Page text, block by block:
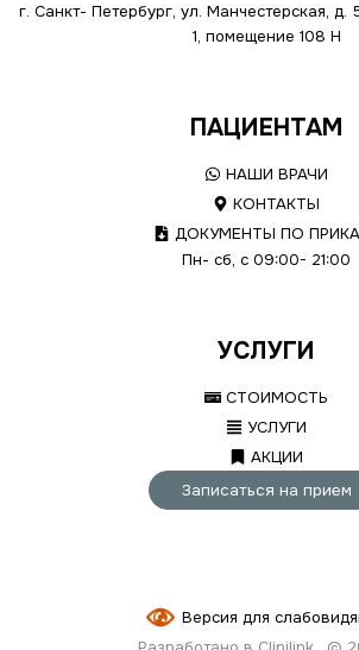
г. Санкт- Петербург, ул. Манчестерская, д.
1, помещение 108 Н
ПАЦИЕНТАМ
НАШИ ВРАЧИ
КОНТАКТЫ
ДОКУМЕНТЫ ПО
Пн- сб, с 09:00- 21:00
УСЛУГИ
СТОИМОСТЬ
УСЛУГИ
АКЦИИ
Записаться на прием
Версия для